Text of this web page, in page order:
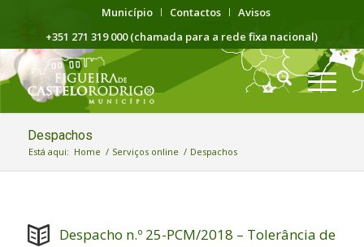
Município Contactos
Avisos
+351 271 319 000 (chamada para a rede fixa nacional)
Despachos
Está aqui: Home / Serviços online / Despachos
Despacho n.º 25-PCM/2018 – Tolerância de